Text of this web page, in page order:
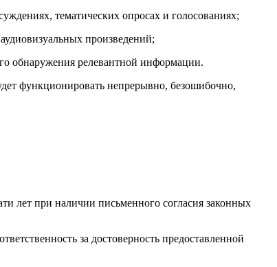
тематических опросах и голосованиях;
произведений;
обнаружения релевантной информации.
функционировать непрерывно, безошибочно,
лет при наличии письменного согласия законных
за достоверность предоставленной